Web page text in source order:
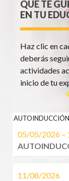
QUE TE
EN TU
Haz clic en
deberás
actividades
inicio de tu
AUTOINDUCCIÓN
05/05/2026 –
11/08/2026